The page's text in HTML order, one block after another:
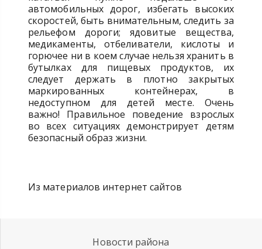
автомобильных дорог, избегать высоких
скоростей, быть внимательным, следить за
рельефом дороги; ядовитые вещества,
медикаменты, отбеливатели, кислоты и
горючее ни в коем случае нельзя хранить в
бутылках для пищевых продуктов, их
следует держать в плотно закрытых
маркированных контейнерах, в
недоступном для детей месте. Очень
важно! Правильное поведение взрослых
во всех ситуациях демонстрирует детям
безопасный образ жизни.
Из материалов интернет сайтов
Новости района